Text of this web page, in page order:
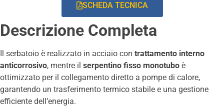
SCHEDA TECNICA
Descrizione Completa
Il serbatoio è realizzato in acciaio con trattamento interno
anticorrosivo, mentre il serpentino fisso monotubo è
ottimizzato per il collegamento diretto a pompe di calore,
garantendo un trasferimento termico stabile e una gestione
efficiente dell’energia.